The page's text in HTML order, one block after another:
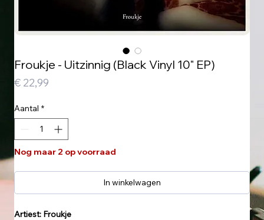
Froukje - Uitzinnig (Black Vinyl 10" EP)
€ 22,99
Aantal *
Nog maar 2 op voorraad
In winkelwagen
Artiest: Froukje